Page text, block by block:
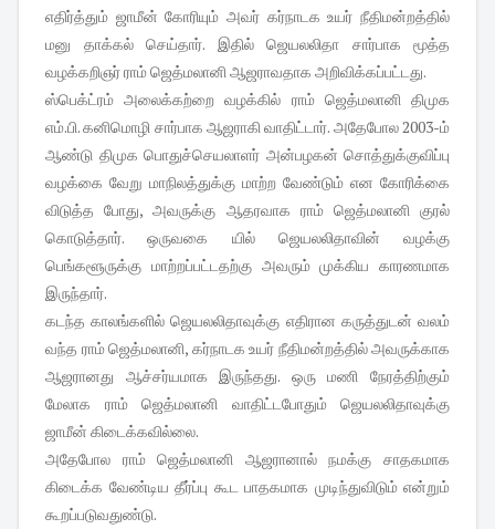
எதிர்த்தும் ஜாமீன் கோரியும் அவர் கர்நாடக உயர் நீதிமன்றத்தில்
மனு தாக்கல் செய்தார். இதில் ஜெயலலிதா சார்பாக மூத்த
வழக்கறிஞர் ராம் ஜெத்மலானி ஆஜராவதாக அறிவிக்கப்பட்டது.
ஸ்பெக்ட்ரம் அலைக்கற்றை வழக்கில் ராம் ஜெத்மலானி திமுக
எம்.பி. கனிமொழி சார்பாக ஆஜராகி வாதிட்டார். அதேபோல 2003-ம்
ஆண்டு திமுக பொதுச்செயலாளர் அன்பழகன் சொத்துக்குவிப்பு
வழக்கை வேறு மாநிலத்துக்கு மாற்ற வேண்டும் என கோரிக்கை
விடுத்த போது, அவருக்கு ஆதரவாக ராம் ஜெத்மலானி குரல்
கொடுத்தார். ஒருவகை யில் ஜெயலலிதாவின் வழக்கு
பெங்களூருக்கு மாற்றப்பட்டதற்கு அவரும் முக்கிய காரணமாக
இருந்தார்.
கடந்த காலங்களில் ஜெயலலிதாவுக்கு எதிரான கருத்துடன் வலம்
வந்த ராம் ஜெத்மலானி, கர்நாடக உயர் நீதிமன்றத்தில் அவருக்காக
ஆஜரானது ஆச்சர்யமாக இருந்தது. ஒரு மணி நேரத்திற்கும்
மேலாக ராம் ஜெத்மலானி வாதிட்டபோதும் ஜெயலலிதாவுக்கு
ஜாமீன் கிடைக்கவில்லை.
அதேபோல ராம் ஜெத்மலானி ஆஜரானால் நமக்கு சாதகமாக
கிடைக்க வேண்டிய தீர்ப்பு கூட பாதகமாக முடிந்துவிடும் என்றும்
கூறப்படுவதுண்டு.